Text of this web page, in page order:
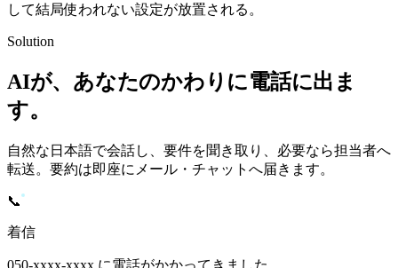
して結局使われない設定が放置される。
Solution
AIが、あなたのかわりに電話に出ま
す。
自然な日本語で会話し、要件を聞き取り、必要なら担当者へ
転送。要約は即座にメール・チャットへ届きます。
📞
着信
050-xxxx-xxxx に電話がかかってきました